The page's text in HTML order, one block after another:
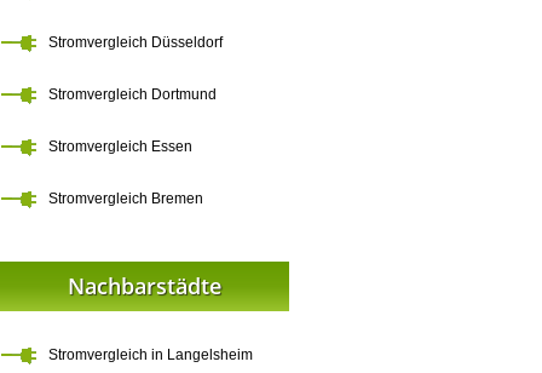
Stromvergleich Düsseldorf
Stromvergleich Dortmund
Stromvergleich Essen
Stromvergleich Bremen
Nachbarstädte
Stromvergleich in Langelsheim